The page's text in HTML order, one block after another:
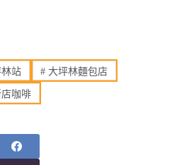
站 # 大坪林麵包店
咖啡